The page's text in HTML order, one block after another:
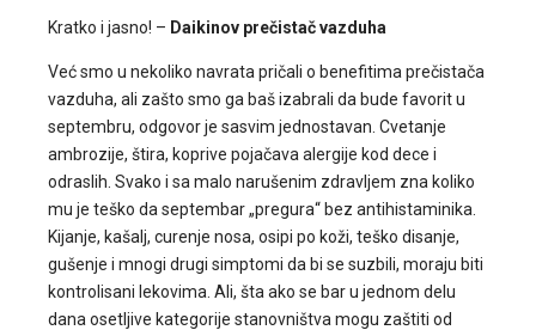
Kratko i jasno! – Daikinov prečistač vazduha
Već smo u nekoliko navrata pričali o benefitima prečistača
vazduha, ali zašto smo ga baš izabrali da bude favorit u
septembru, odgovor je sasvim jednostavan. Cvetanje
ambrozije, štira, koprive pojačava alergije kod dece i
odraslih. Svako i sa malo narušenim zdravljem zna koliko
mu je teško da septembar „pregura“ bez antihistaminika.
Kijanje, kašalj, curenje nosa, osipi po koži, teško disanje,
gušenje i mnogi drugi simptomi da bi se suzbili, moraju biti
kontrolisani lekovima. Ali, šta ako se bar u jednom delu
dana osetljive kategorije stanovništva mogu zaštiti od